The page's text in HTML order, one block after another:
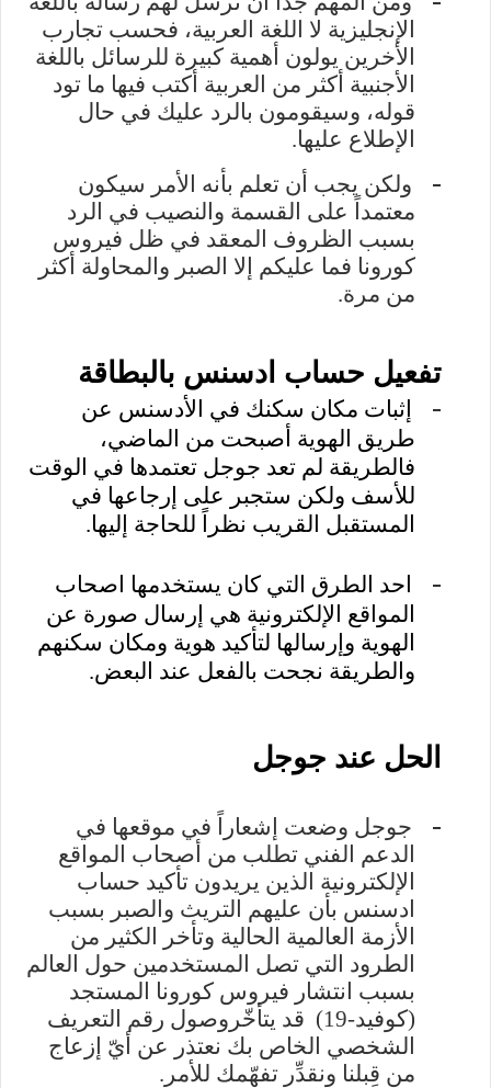
الإنجليزية لا اللغة العربية، فحسب تجارب
الأخرين يولون أهمية كبيرة للرسائل باللغة
الأجنبية أكثر من العربية أكتب فيها ما تود
قوله، وسيقومون بالرد عليك في حال
الإطلاع عليها.
-
ولكن يجب أن تعلم بأنه الأمر سيكون
معتمداً على القسمة والنصيب في الرد
بسبب الظروف المعقد في ظل فيروس
كورونا فما عليكم إلا الصبر والمحاولة أكثر
من مرة.
تفعيل حساب ادسنس بالبطاقة
-
إثبات مكان سكنك في الأدسنس عن
طريق الهوية أصبحت من الماضي،
فالطريقة لم تعد جوجل تعتمدها في الوقت
للأسف ولكن ستجبر على إرجاعها في
المستقبل القريب نظراً للحاجة إليها.
-
احد الطرق التي كان يستخدمها اصحاب
المواقع الإلكترونية هي إرسال صورة عن
الهوية وإرسالها لتأكيد هوية ومكان سكنهم
والطريقة نجحت بالفعل عند البعض.
الحل عند جوجل
-
جوجل وضعت إشعاراً في موقعها في
الدعم الفني تطلب من أصحاب المواقع
الإلكترونية الذين يريدون تأكيد حساب
ادسنس بأن عليهم التريث والصبر بسبب
الأزمة العالمية الحالية وتأخر الكثير من
الطرود التي تصل المستخدمين حول العالم
بسبب انتشار فيروس كورونا المستجد
(كوفيد-19) قد يتأخّروصول رقم التعريف
الشخصي الخاص بك نعتذر عن أيّ إزعاج
من قِبلنا ونقدِّر تفهّمك للأمر .